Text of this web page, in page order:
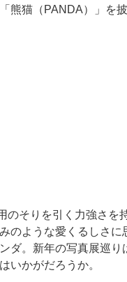
熊猫（PANDA）」を披
のそりを引く力強さを
のような愛くるしさに
ダ。新年の写真展巡り
いかがだろうか。